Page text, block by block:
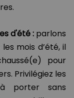
d'été : parlons
mois d’été, il
pour
Privilégiez les
porter sans